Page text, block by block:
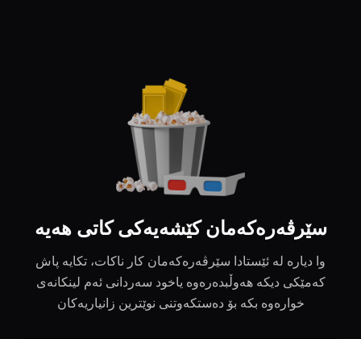
سێرڤەرەکەمان کێشەیەکی کاتی هەیە
وا دیارە لە ئێستادا سێرڤەرەکەمان کار ناکات، تکایە پاش
کەمێکی دیکە هەوڵبدەرەوە یاخود سەردانی ئەم لینکانەی
خوارەوە بکە بۆ دەستکەوتنی نوێترین زانیاریەکان